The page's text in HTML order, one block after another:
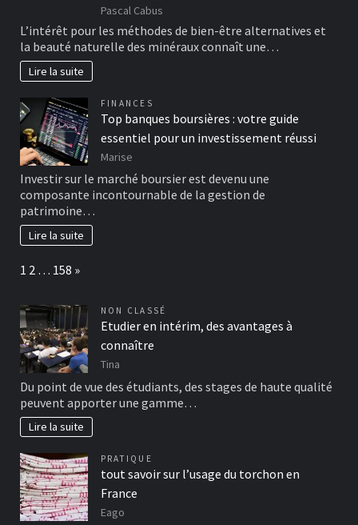
Pascal Cabus
L’intérêt pour les méthodes de bien-être alternatives et
la beauté naturelle des minéraux connaît une…
Lire la suite
FINANCES
Top banques boursières : votre guide
essentiel pour un investissement réussi
Marise
Investir sur le marché boursier est devenu une
composante incontournable de la gestion de
patrimoine…
Lire la suite
Page:
1 2 … 158 Next
»
NON CLASSÉ
Etudier en intérim, des avantages à
connaître
Tina
Du point de vue des étudiants, des stages de haute qualité
peuvent apporter une gamme…
Lire la suite
PRATIQUE
tout savoir sur l’usage du torchon en
France
Eago